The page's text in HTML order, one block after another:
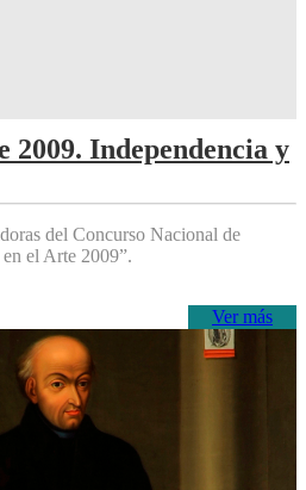
2009. Independencia y
del Concurso Nacional de
el Arte 2009”.
Ver más